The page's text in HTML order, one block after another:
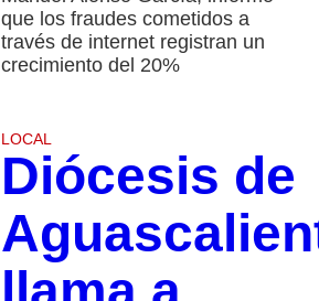
que los fraudes cometidos a
través de internet registran un
crecimiento del 20%
LOCAL
Diócesis de